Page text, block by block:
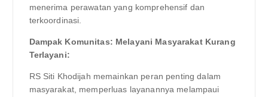
menerima perawatan yang komprehensif dan
terkoordinasi.
Dampak Komunitas: Melayani Masyarakat Kurang
Terlayani:
RS Siti Khodijah memainkan peran penting dalam
masyarakat, memperluas layanannya melampaui